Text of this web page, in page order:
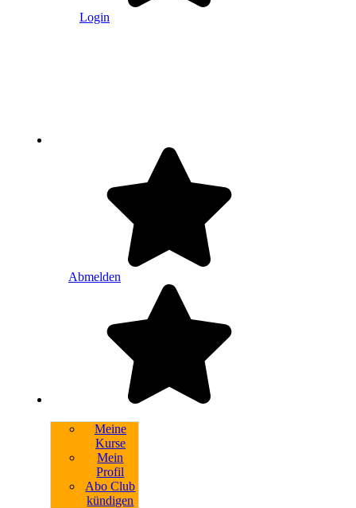
Login
Abmelden
Meine
Kurse
Mein
Profil
Abo Club
kündigen